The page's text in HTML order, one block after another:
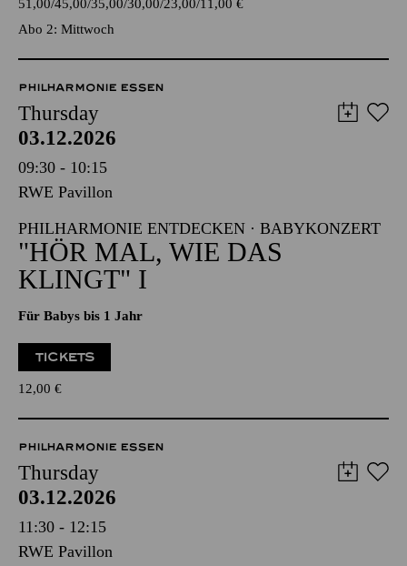
51,00 45,00 35,00 30,00 23,00 11,00 €
Abo 2: Mittwoch
PHILHARMONIE ESSEN
Thursday
03.12.2026
09:30 - 10:15
RWE Pavillon
PHILHARMONIE ENTDECKEN · BABYKONZERT
"HÖR MAL, WIE DAS
KLINGT" I
Für Babys bis 1 Jahr
TICKETS
12,00 €
PHILHARMONIE ESSEN
Thursday
03.12.2026
11:30 - 12:15
RWE Pavillon